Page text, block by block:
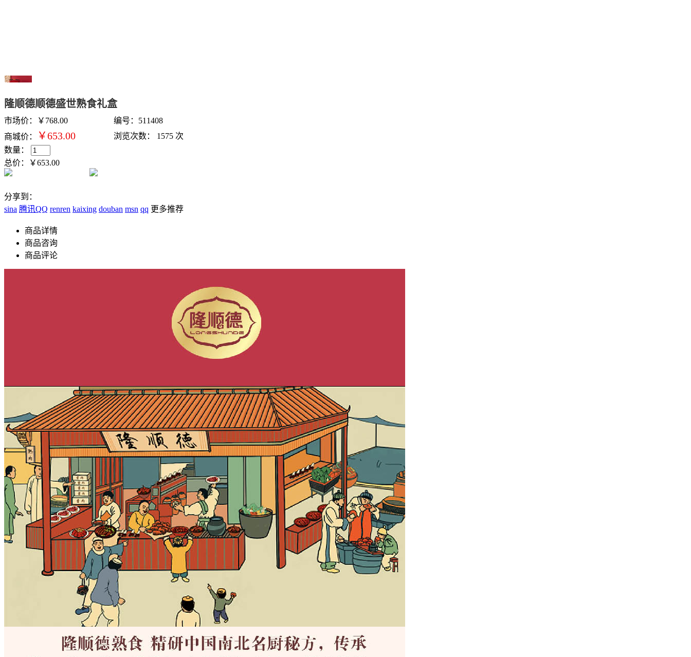
隆顺德顺德盛世熟食礼盒
市场价：￥768.00 编号： 511408
商城价：
￥653.00
浏览次数： 1575 次
数量：
总价：
￥653.00
分享到 ：
sina 腾讯QQ renren kaixing douban msn qq 更多推荐
商品详情
商品咨询
商品评论